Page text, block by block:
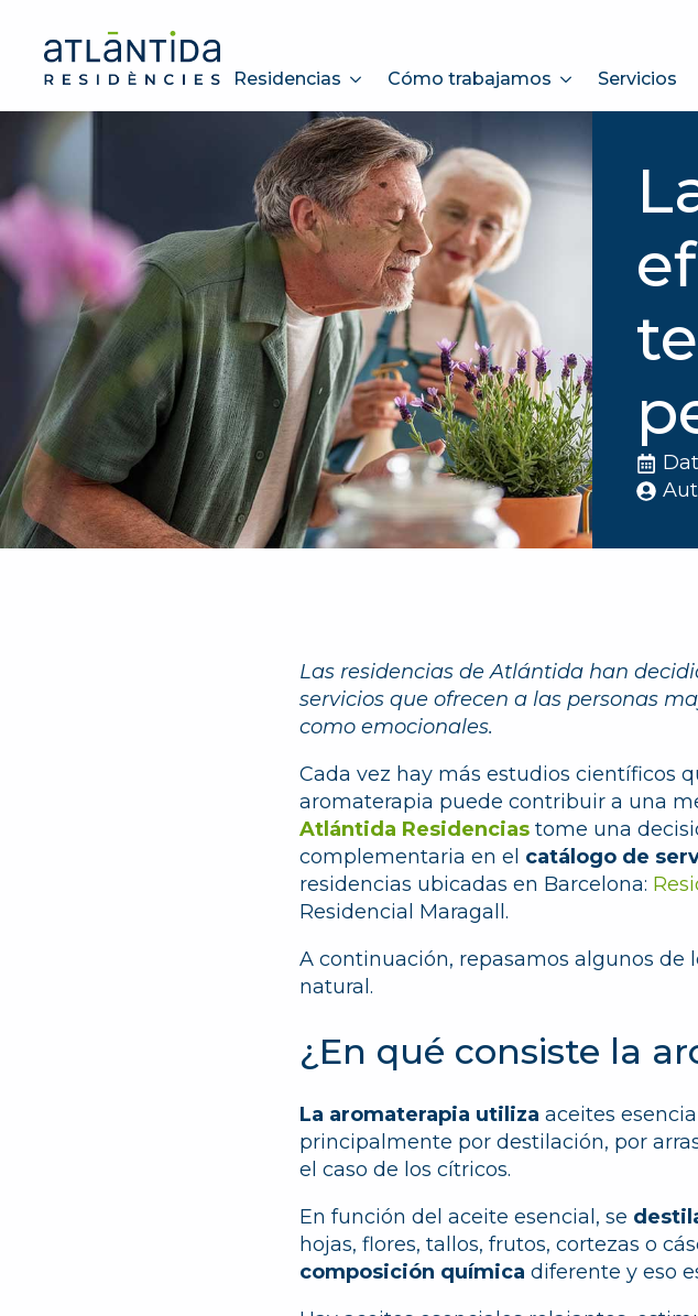
Residencias Cómo trabajamos Servicios
Las residencias de Atlántida han
servicios que ofrecen a las personas
como emocionales.
Cada vez hay más estudios científicos
aromaterapia puede contribuir a una
Atlántida Residencias tome una
complementaria en el catálogo de
residencias ubicadas en Barcelona:
Residencial Maragall.
A continuación, repasamos algunos de
natural.
¿En qué consiste la
La aromaterapia utiliza aceites
principalmente por destilación, por
el caso de los cítricos.
En función del aceite esencial, se
hojas, flores, tallos, frutos, cortezas o
composición química diferente y eso